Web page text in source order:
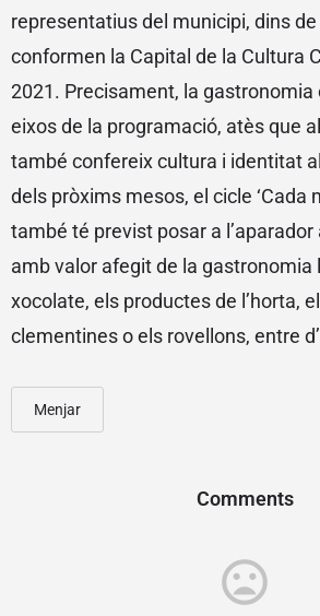
representatius del municipi, dins
conformen la Capital de la Cultura
2021. Precisament, la gastronomia
eixos de la programació, atès que
també confereix cultura i identitat
dels pròxims mesos, el cicle ‘Cada
també té previst posar a
amb valor afegit de la gastronomia
xocolate, els productes de l’horta,
clementines o els rovellons, entre
Menjar
Comments
mood_bad